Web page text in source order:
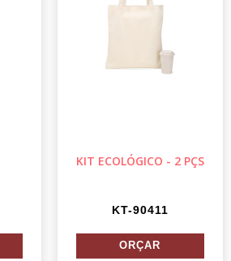
KIT ECOLÓGICO - 2 PÇS
KT-90411